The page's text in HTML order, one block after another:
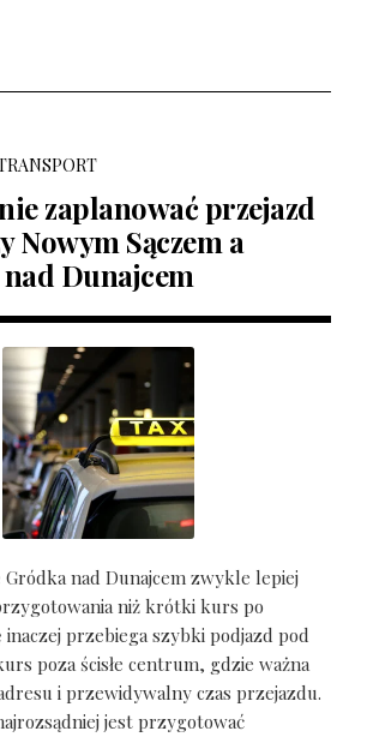
zaplanować przejazd
Nowym Sączem a
Dunajcem
nad Dunajcem zwykle lepiej
niż krótki kurs po
przebiega szybki podjazd pod
poza ścisłe centrum, gdzie ważna
i przewidywalny czas przejazdu.
jest przygotować